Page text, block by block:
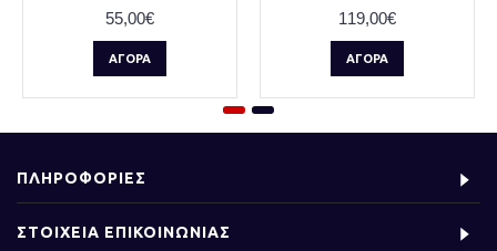
55,00€
ΑΓΟΡΆ
119,00€
ΑΓΟΡΆ
ΠΛΗΡΟΦΟΡΙΕΣ
ΣΤΟΙΧΕΙΑ ΕΠΙΚΟΙΝΩΝΙΑΣ